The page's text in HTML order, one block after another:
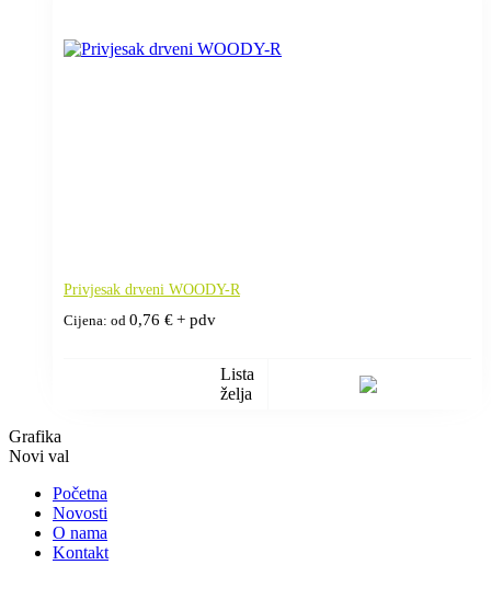
Privjesak drveni WOODY-R
Cijena: od 0,76 €+ pdv
Lista
želja
Grafika
Novi val
Početna
Novosti
O nama
Kontakt